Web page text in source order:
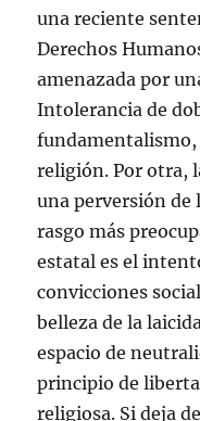
una reciente
Derechos
amenazada por
Intolerancia de
fundamentalismo,
religión. Por otra,
una perversión de
rasgo más
estatal es el
convicciones
belleza de la
espacio de
principio de
religiosa. Si deja